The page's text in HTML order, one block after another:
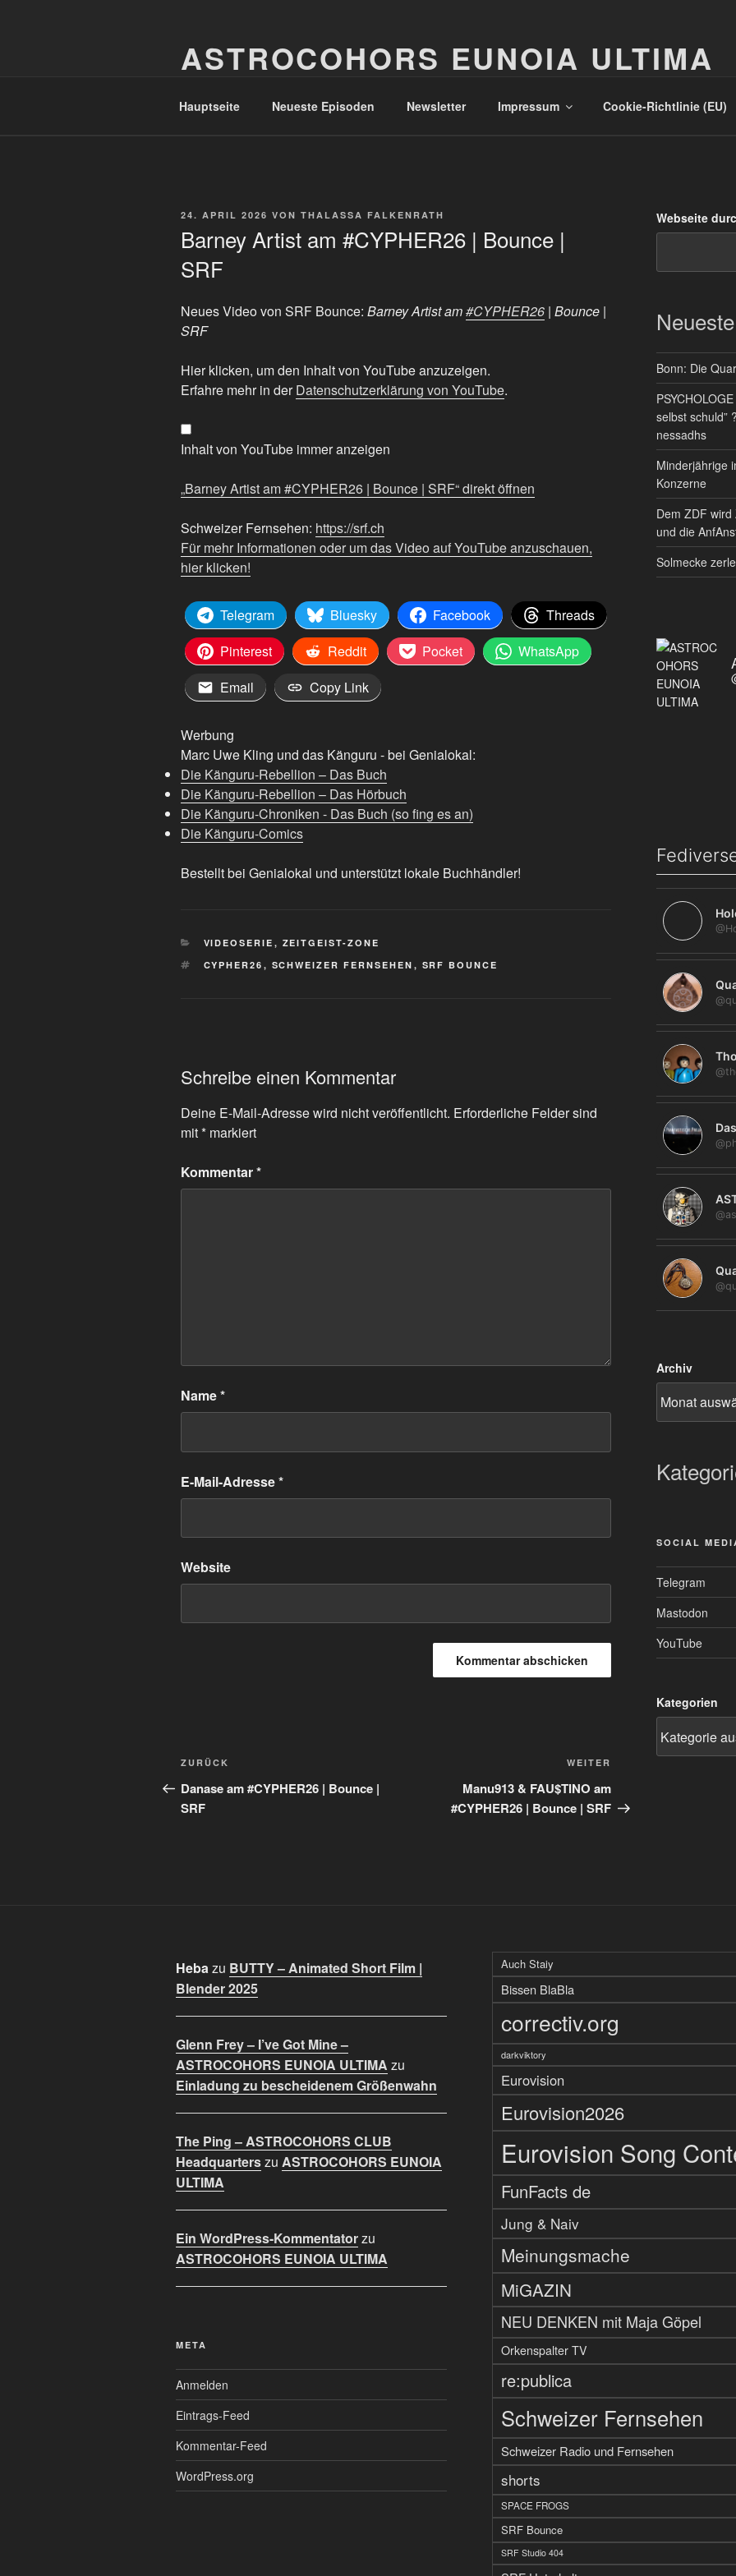
ASTROCOHORS EUNOIA ULTIMA
Hauptseite Neueste Episoden Newsletter Impressum Cookie-Richtlinie (EU)
VERÖFFENTLICHT
24. APRIL 2026 VON THALASSA FALKENRATH
Barney Artist am #CYPHER26 | Bounce |
SRF
Neues Video von SRF Bounce: Barney Artist am#CYPHER26 | Bounce |
SRF
„Barney
Artist
#CYPHER26
|
|
von
YouTube
anzeigen
Hier klicken, um den Inhalt von YouTube anzuzeigen.
Erfahre mehr in derDatenschutzerklärung von YouTube.
Inhalt von YouTube immer anzeigen
„Barney Artist am #CYPHER26 | Bounce | SRF“ direkt öffnen
Schweizer Fernsehen: https://srf.ch
Für mehr Informationen oder um das Video auf YouTube anzuschauen,
hier klicken!
Telegram Bluesky Facebook
Threads
Pinterest
Reddit Pocket
WhatsApp
Email
Copy Link
Werbung
Marc Uwe Kling und das Känguru - bei Genialokal:
Die Känguru-Rebellion – Das Buch
Die Känguru-Rebellion – Das Hörbuch
Die Känguru-Chroniken - Das Buch (so fing es an)
Die Känguru-Comics
Bestellt bei Genialokal und unterstützt lokale Buchhändler!
KATEGORIEN
VIDEOSERIE , ZEITGEIST-ZONE
SCHLAGWÖRTER
CYPHER26 , SCHWEIZER FERNSEHEN , SRF BOUNCE
Schreibe einen Kommentar
Deine E-Mail-Adresse wird nicht veröffentlicht. Erforderliche Felder sind
mit* markiert
Kommentar*
Name*
E-Mail-Adresse*
Website
Beitragsnavigation
Vorheriger
Beitrag
ZURÜCK
Danase am #CYPHER26 | Bounce |
SRF
Beitrag
WEITER
Manu913 & FAU$TINO am
#CYPHER26 | Bounce | SRF
Webseite
Bonn: Die
selbst schuld”
nessadhs
Minderjährige
Konzerne
Dem ZDF
und die
Solmecke
Archiv
SOCIAL
Telegram
Mastodon
YouTube
Kategorien
Hebazu BUTTY – Animated Short Film |
Blender 2025
Glenn Frey – I’ve Got Mine –
ASTROCOHORS EUNOIA ULTIMA zu
Einladung zu bescheidenem Größenwahn
The Ping – ASTROCOHORS CLUB
Headquarterszu ASTROCOHORS EUNOIA
ULTIMA
Ein WordPress-Kommentatorzu
ASTROCOHORS EUNOIA ULTIMA
META
Anmelden
Eintrags-Feed
Kommentar-Feed
WordPress.org
Auch Staiy
Bissen BlaBla
correctiv.org
darkviktory
Eurovision
Eurovision2026
Eurovision Song
FunFacts de
Jung & Naiv
Meinungsmache
MiGAZIN
NEU DENKEN mit Maja Göpel
Orkenspalter TV
re:publica
Schweizer Fernsehen
Schweizer Radio und Fernsehen
shorts
SPACE FROGS
SRF Bounce
SRF Studio 404